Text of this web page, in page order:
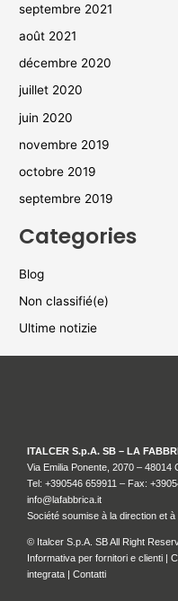
septembre 2021
août 2021
décembre 2020
juillet 2020
juin 2020
novembre 2019
octobre 2019
septembre 2019
Categories
Blog
Non classifié(e)
Ultime notizie
ITALCER S.p.A. SB – LA
Via Emilia Ponente, 2070 – 48014
Tel: +390546 659911 – Fax:
info@lafabbrica.it
Société soumise à la direction et
© Italcer S.p.A. SB All Right
Informativa per fornitori e clienti |
integrata | Contatti